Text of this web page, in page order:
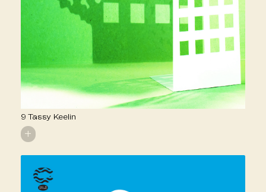
9 Tassy Keelin
+